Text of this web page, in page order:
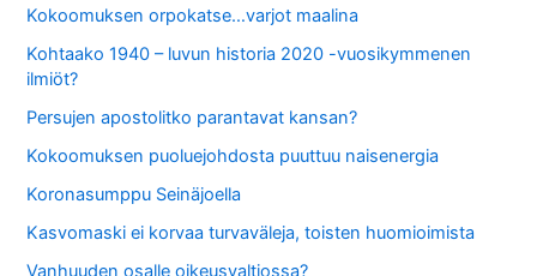
Kokoomuksen orpokatse…varjot maalina
Kohtaako 1940 – luvun historia 2020 -vuosikymmenen
ilmiöt?
Persujen apostolitko parantavat kansan?
Kokoomuksen puoluejohdosta puuttuu naisenergia
Koronasumppu Seinäjoella
Kasvomaski ei korvaa turvaväleja, toisten huomioimista
Vanhuuden osalle oikeusvaltiossa?